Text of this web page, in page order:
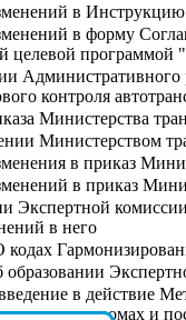
в Инструкцию
в форму
целевой программой
Административного
контроля
Министерства
Министерством
в приказ
в приказ
Экспертной
в него
кодах
образовании
в действие
на вертодромах и